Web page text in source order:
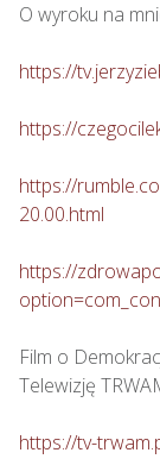
O wyroku na
https://
https://
https://
20.00.html
https://
Film o
Telewizję
https://tv-